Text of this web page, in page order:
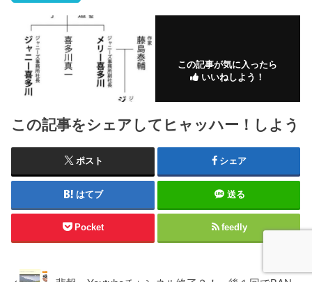
この記事が気に入ったら
いいねしよう！
この記事をシェアしてヒャッハー！しよう
ポスト シェア
はてブ 送る
Pocket feedly